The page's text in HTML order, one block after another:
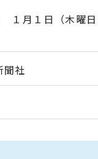
１月１日（木曜
聞社